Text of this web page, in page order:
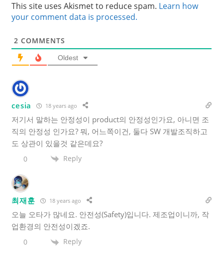
This site uses Akismet to reduce spam. Learn how
your comment data is processed.
2 COMMENTS
Oldest
cesia 18 years ago
저기서 말하는 안정성이 product의 안정성인가요, 아니면 조
직의 안정성 인가요? 뭐, 어느쪽이건, 둘다 SW 개발조직하고
도 상관이 있을것 같은데요?
0 Reply
최재훈 18 years ago
오늘 오타가 많네요. 안전성(Safety)입니다. 제조업이니까, 작
업환경의 안전성이겠죠.
0 Reply